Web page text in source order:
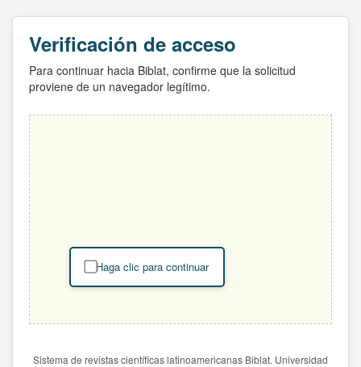
Verificación de acceso
Para continuar hacia Biblat, confirme que la solicitud
proviene de un navegador legítimo.
Haga clic para continuar
Sistema de revistas científicas latinoamericanas Biblat. Universidad